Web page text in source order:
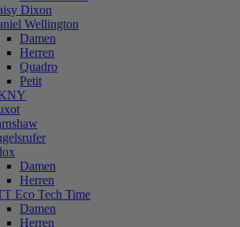
Dixon
Wellington
Damen
Herren
Quadro
Petit
Damen
Herren
Eco Tech Time
Damen
Herren